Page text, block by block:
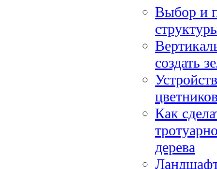
Выбор и
создать
Как
дерева